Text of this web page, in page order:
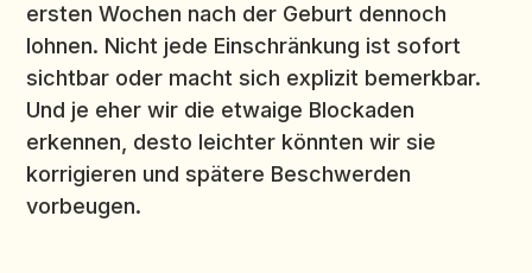
ersten Wochen nach der Geburt dennoch
lohnen. Nicht jede Einschränkung ist sofort
sichtbar oder macht sich explizit bemerkbar.
Und je eher wir die etwaige Blockaden
erkennen, desto leichter könnten wir sie
korrigieren und spätere Beschwerden
vorbeugen.